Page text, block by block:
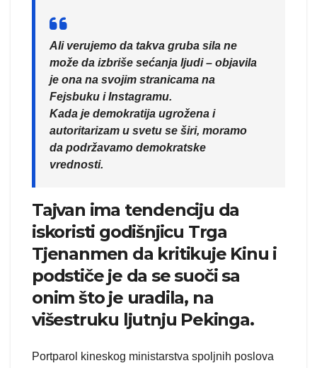
Ali verujemo da takva gruba sila ne
može da izbriše sećanja ljudi – objavila
je ona na svojim stranicama na
Fejsbuku i Instagramu.
Kada je demokratija ugrožena i
autoritarizam u svetu se širi, moramo
da podržavamo demokratske
vrednosti.
Tajvan ima tendenciju da
iskoristi godišnjicu Trga
Tjenanmen da kritikuje Kinu i
podstiče je da se suoči sa
onim što je uradila, na
višestruku ljutnju Pekinga.
Portparol kineskog ministarstva spoljnih poslova